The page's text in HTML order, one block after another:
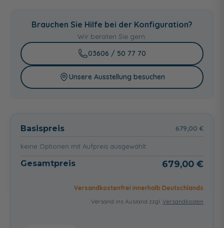
finish (R10)
100,00 €
Brauchen Sie Hilfe bei der Konfiguration?
Wir beraten Sie gern.
03606 / 50 77 70
Unsere Ausstellung besuchen
Basispreis 679,00 €
keine Optionen mit Aufpreis ausgewählt
Gesamtpreis 679,00 €
Versandkostenfrei innerhalb Deutschlands
Versand ins Ausland zzgl. Versandkosten